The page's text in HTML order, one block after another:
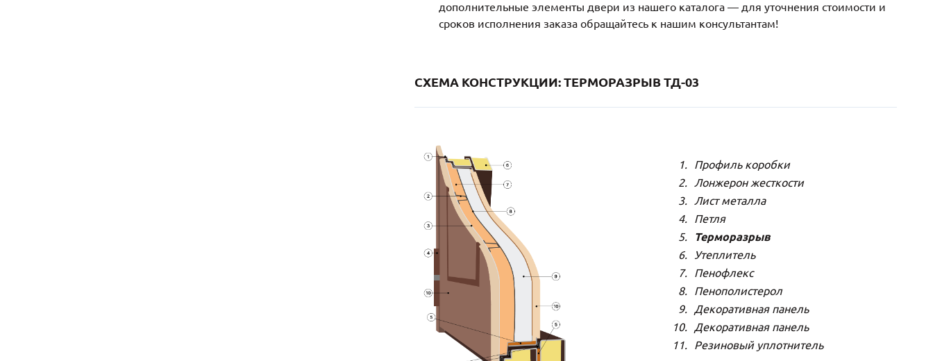
дополнительные элементы двери из нашего каталога — для уточнения стоимости и
сроков исполнения заказа обращайтесь к нашим консультантам!
СХЕМА КОНСТРУКЦИИ: ТЕРМОРАЗРЫВ ТД-03
Профиль коробки
Лонжерон жесткости
Лист металла
Петля
Терморазрыв
Утеплитель
Пенофлекс
Пенополистерол
Декоративная панель
Декоративная панель
Резиновый уплотнитель